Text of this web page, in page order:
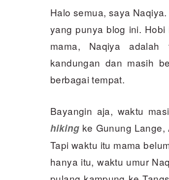
Halo semua, saya
yang punya blog ini.
mama, Naqiya
kandungan dan masih
berbagai tempat.
Bayangin aja, waktu
hiking ke Gunung
Tapi waktu itu mama
hanya itu, waktu umur